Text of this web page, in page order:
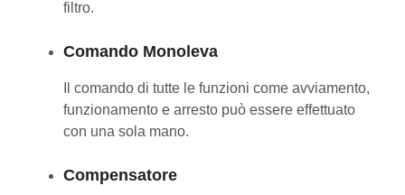
filtro.
Comando Monoleva
Il comando di tutte le funzioni come avviamento,
funzionamento e arresto può essere effettuato
con una sola mano.
Compensatore